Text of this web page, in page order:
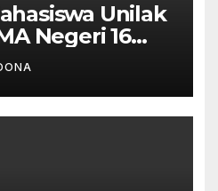
Unilak
Negeri 16
Bisnis
Aplikasi MOVA